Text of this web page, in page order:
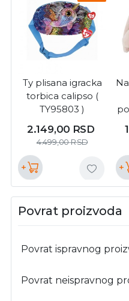
Ty plisana igracka
torbica calipso (
TY95803 )
2.149,00 RSD
4.499,00RSD
+ +
Povrat proizvoda
Povrat ispravnog
Povrat neispravnog